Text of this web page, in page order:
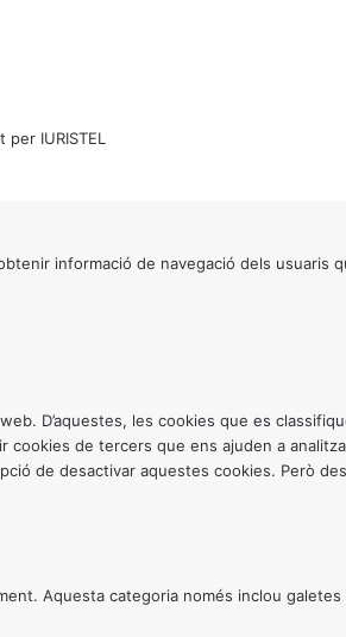
per IURISTEL
informació de navegació dels usuaris
D’aquestes, les cookies que es
de tercers que ens ajuden a
de desactivar aquestes cookies. Però
Aquesta categoria només inclou